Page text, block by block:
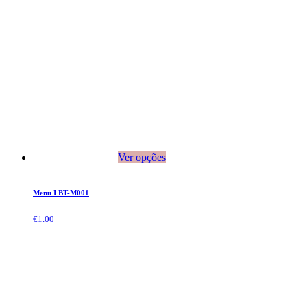
Ver opções
Menu I BT-M001
€1.00